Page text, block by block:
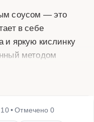
соусом — это
в себе
и яркую кислинку
методом
добавляет блюду
Для
10• Отмечено 0